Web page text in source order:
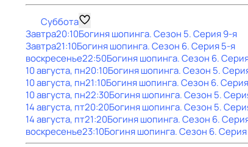
Суббота
Завтра20:10Богиня шопинга. Сезон 5. Серия 9-я
Завтра21:10Богиня шопинга. Сезон 6. Серия 5-я
воскресенье22:50Богиня шопинга. Сезон 6.
10 августа, пн20:10Богиня шопинга. Сезон 5.
10 августа, пн21:10Богиня шопинга. Сезон 6.
10 августа, пн22:30Богиня шопинга. Сезон 5.
14 августа, пт20:20Богиня шопинга. Сезон 5.
14 августа, пт21:20Богиня шопинга. Сезон 6.
воскресенье23:10Богиня шопинга. Сезон 6.